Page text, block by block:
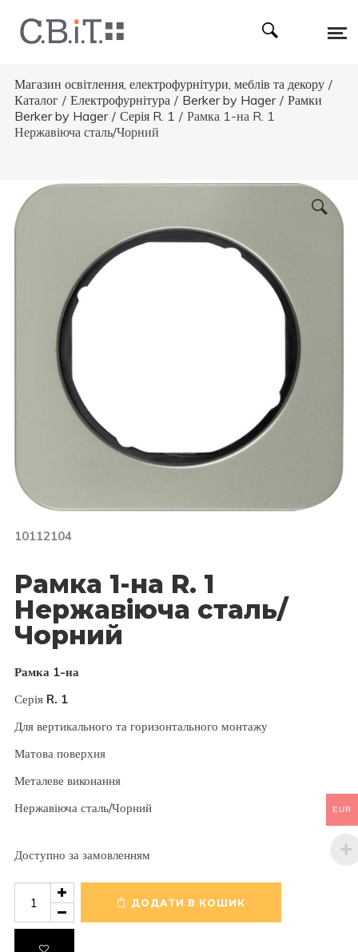
Магазин освітлення, електрофурнітури, меблів та декору /
Каталог / Електрофурнітура / Berker by Hager / Рамки
Berker by Hager / Серія R. 1 / Рамка 1-на R. 1
Нержавіюча сталь/Чорний
10112104
Рамка 1-на R. 1
Нержавіюча сталь/
Чорний
Рамка 1-на
СеріяR. 1
Для вертикального та горизонтального монтажу
Матова поверхня
Металеве виконання
Нержавіюча сталь/Чорний
Доступно за замовленням
на
ДОДАТИ В КОШИК
EUR